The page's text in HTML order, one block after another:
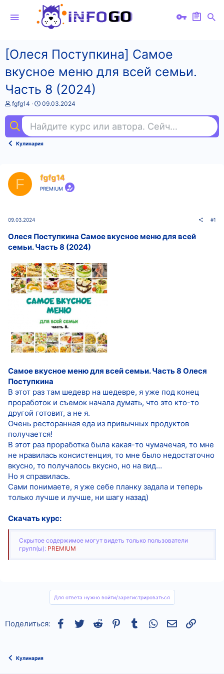
[Олеся Поступкина] Самое
вкусное меню для всей семьи.
Часть 8 (2024)
А
т
о
т
fgfg14
Д
а
н
а
а
09.03.2024
Найдите курс или автора. Сейчас ищут
Кулинария
F fgfg14
PREMIUM
09.03.2024 #1
Олеся Поступкина Самое вкусное меню для всей
семьи. Часть 8 (2024)
Самое вкусное меню для всей семьи. Часть 8 Олеся
Поступкина
В этот раз там шедевр на шедевре, я уже под конец
проработок и съемок начала думать, что это кто-то
другой готовит, а не я.
Очень ресторанная еда из привычных продуктов
получается!
В этот раз проработка была какая-то чумачечая, то мне
не нравилась консистенция, то мне было недостаточно
вкусно, то получалось вкусно, но на вид…
Но я справилась.
Сами понимаете, я уже себе планку задала и теперь
только лучше и лучше, ни шагу назад)
Скачать курс:
Скрытое содержимое могут видеть только пользователи
групп(ы): PREMIUM
Для ответа нужно войти/зарегистрироваться
Поделиться: Facebook
TwitterReddit Pinterest
Tumblr WhatsAppСсылка
Кулинария